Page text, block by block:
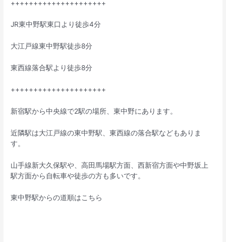
+++++++++++++++++++++
JR東中野駅東口より徒歩4分
大江戸線東中野駅徒歩8分
東西線落合駅より徒歩8分
+++++++++++++++++++++
新宿駅から中央線で2駅の場所、東中野にあります。
近隣駅は大江戸線の東中野駅、東西線の落合駅などもありま
す。
山手線新大久保駅や、高田馬場駅方面、西新宿方面や中野坂上
駅方面から自転車や徒歩の方も多いです。
東中野駅からの道順はこちら